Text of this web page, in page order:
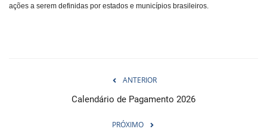
ações a serem definidas por estados e municípios brasileiros.
ANTERIOR
Calendário de Pagamento 2026
PRÓXIMO